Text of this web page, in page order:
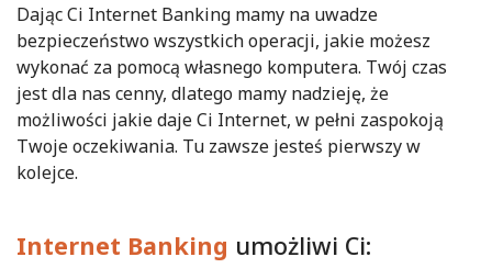
Dając Ci Internet Banking mamy na uwadze
bezpieczeństwo wszystkich operacji, jakie możesz
wykonać za pomocą własnego komputera. Twój czas
jest dla nas cenny, dlatego mamy nadzieję, że
możliwości jakie daje Ci Internet, w pełni zaspokoją
Twoje oczekiwania. Tu zawsze jesteś pierwszy w
kolejce.
Internet Banking umożliwi Ci: